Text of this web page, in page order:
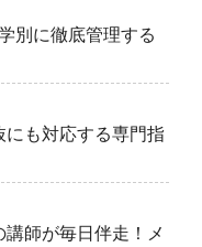
別に徹底管理する
も対応する専門指
師が毎日伴走！メ